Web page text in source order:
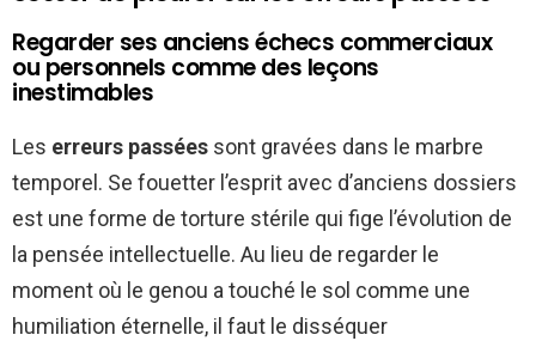
Regarder ses anciens échecs commerciaux
ou personnels comme des leçons
inestimables
Les erreurs passées sont gravées dans le marbre
temporel. Se fouetter l’esprit avec d’anciens dossiers
est une forme de torture stérile qui fige l’évolution de
la pensée intellectuelle. Au lieu de regarder le
moment où le genou a touché le sol comme une
humiliation éternelle, il faut le disséquer